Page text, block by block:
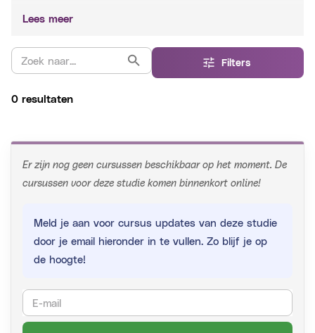
Lees meer
Filters
0 resultaten
Er zijn nog geen cursussen beschikbaar op het moment. De
cursussen voor deze studie komen binnenkort online!
Meld je aan voor cursus updates van deze studie
door je email hieronder in te vullen. Zo blijf je op
de hoogte!